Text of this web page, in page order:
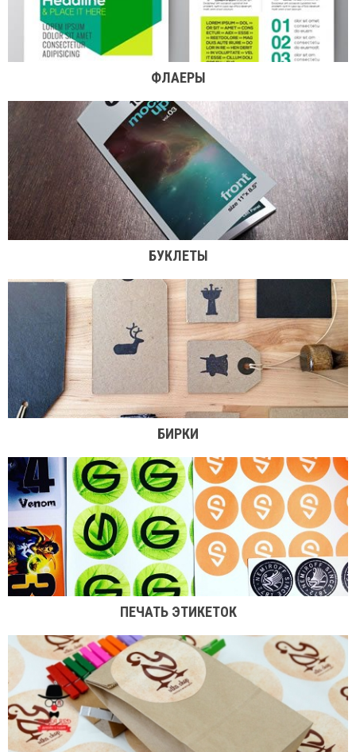
ФЛАЕРЫ
БУКЛЕТЫ
БИРКИ
ПЕЧАТЬ ЭТИКЕТОК